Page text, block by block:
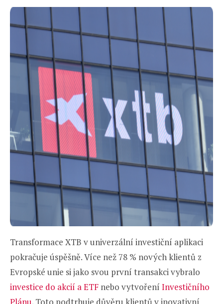
Transformace XTB v univerzální investiční aplikaci
pokračuje úspěšně. Více než 78 % nových klientů z
Evropské unie si jako svou první transakci vybralo
investice do akcií a ETF nebo vytvoření Investičního